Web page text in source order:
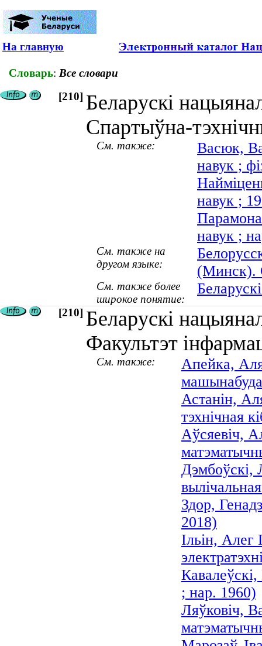
На главную
Словарь: Все словари
[210] Беларускі
Спартыўна-
См. также:
Васюк,
навук ;
навук ;
навук ;
См. также на
другом языке:
(Минск).
См. также более
широкое понятие:
[210] Беларускі
Факультэт
См. также:
Апейка,
Астанін,
тэхнічная
Аўсяевіч,
Дэмбоўскі,
Здор,
2018)
Ільін, Алег
; нар. 1960)
Ляўковіч,